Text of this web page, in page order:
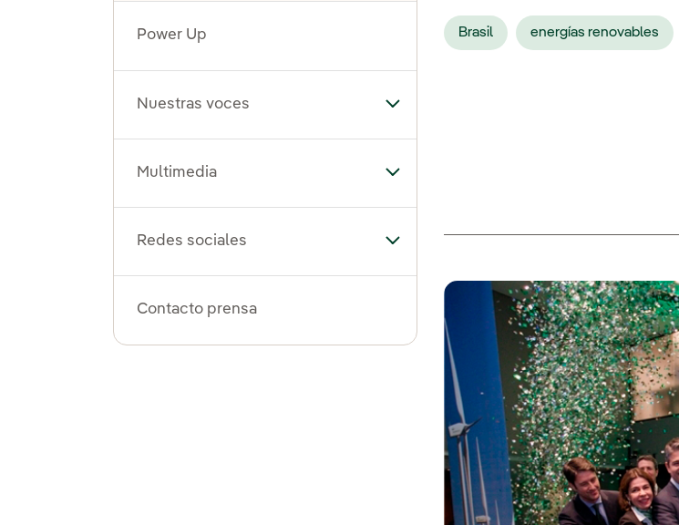
Power Up
Nuestras voces Alternar el submenú para Nuestras voces
Multimedia Alternar el submenú para Multimedia
Redes sociales Alternar el submenú para Redes sociales
Contacto prensa
Brasil energías renovables